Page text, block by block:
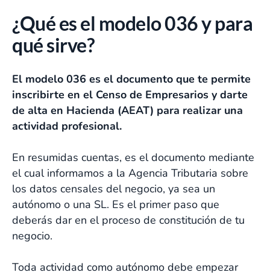
¿Qué es el modelo 036 y para
qué sirve?
El modelo 036 es el documento que te permite
inscribirte en el Censo de Empresarios y darte
de alta en Hacienda (AEAT) para realizar una
actividad profesional.
En resumidas cuentas, es el documento mediante
el cual informamos a la Agencia Tributaria sobre
los datos censales del negocio, ya sea un
autónomo o una SL. Es el primer paso que
deberás dar en el proceso de constitución de tu
negocio.
Toda actividad como autónomo debe empezar